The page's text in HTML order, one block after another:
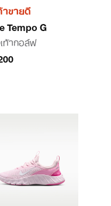
ขายดี
Tempo G
ท้ากอล์ฟ